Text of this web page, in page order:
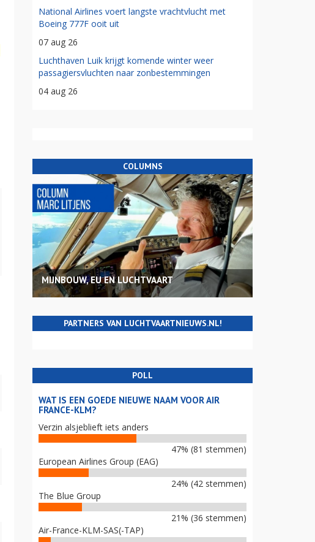
National Airlines voert langste vrachtvlucht met
Boeing 777F ooit uit
07 aug 26
Luchthaven Luik krijgt komende winter weer
passagiersvluchten naar zonbestemmingen
04 aug 26
COLUMNS
MIJNBOUW, EU EN LUCHTVAART
PARTNERS VAN LUCHTVAARTNIEUWS.NL!
POLL
WAT IS EEN GOEDE NIEUWE NAAM VOOR AIR
FRANCE-KLM?
Verzin alsjeblieft iets anders
47% (81 stemmen)
European Airlines Group (EAG)
24% (42 stemmen)
The Blue Group
21% (36 stemmen)
Air-France-KLM-SAS(-TAP)